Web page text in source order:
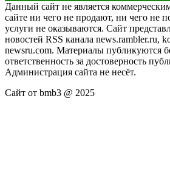
Данный сайт не является
сайте ни чего не продают, ни чего не
услуги не оказываются. Сайт
новостей RSS канала news.rambler.ru,
newsru.com. Материалы публикуются
ответственность за достоверность
Администрация сайта не несёт.
Сайт от bmb3 @ 2025